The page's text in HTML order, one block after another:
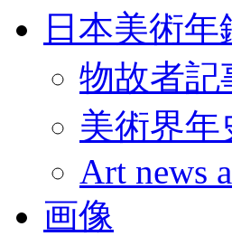
日本美術年
物故者記
美術界年
Art news
画像